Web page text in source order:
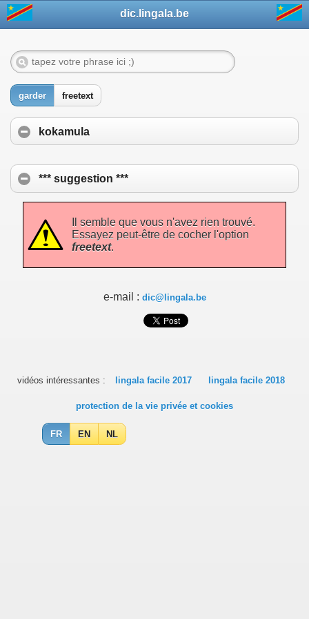
dic.lingala.be
garder freetext
kokamula
*** suggestion ***
Il semble que vous n'avez rien trouvé.
Essayez peut-être de cocher l'option
freetext.
e-mail : dic@lingala.be
vidéos intéressantes : lingala facile 2017 lingala facile 2018
protection de la vie privée et cookies
FR EN NL